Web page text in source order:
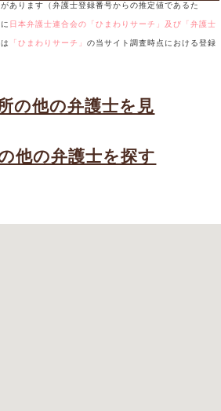
あります（弁護士登録番号からの推定値であるた
日本弁護士連合会の「ひまわりサーチ」及び「弁護士
「ひまわりサーチ」 の当サイト調査時点における登録
の他の弁護士を見
他の弁護士を探す